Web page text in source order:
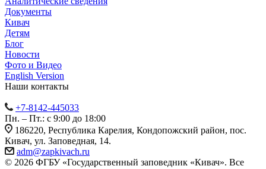
Документы
Кивач
Детям
Блог
Новости
Фото и Видео
English Version
Наши контакты
+7-8142-445033
Пн. – Пт.: с 9:00 до 18:00
186220, Республика Карелия, Кондопожский район, пос.
Кивач, ул. Заповедная, 14.
adm@zapkivach.ru
© 2026 ФГБУ «Государственный заповедник «Кивач». Все